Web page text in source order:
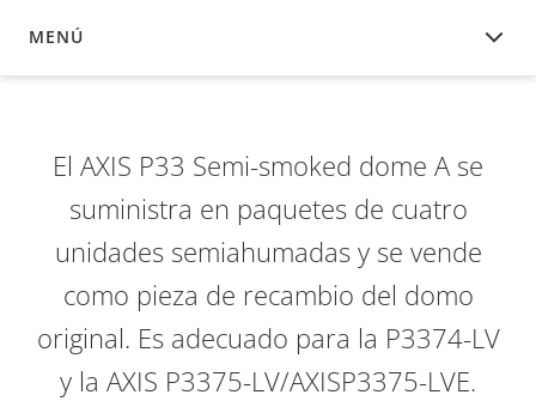
MENÚ
DESCRIPCIÓN
El AXIS P33 Semi-smoked dome A se
suministra en paquetes de cuatro
unidades semiahumadas y se vende
como pieza de recambio del domo
original. Es adecuado para la P3374-LV
y la AXIS P3375-LV/AXISP3375-LVE.